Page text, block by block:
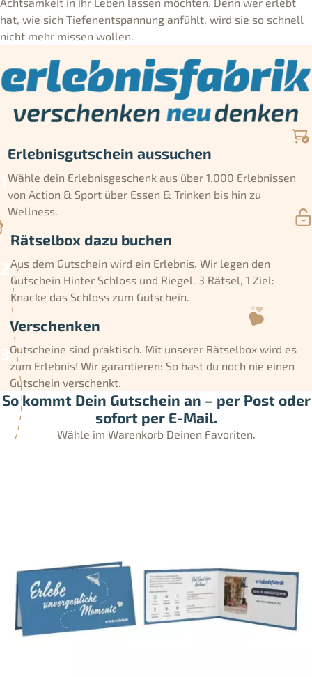
Achtsamkeit in ihr Leben lassen möchten. Denn wer erlebt
hat, wie sich Tiefenentspannung anfühlt, wird sie so schnell
nicht mehr missen wollen.
Erlebnisgutschein aussuchen
Wähle dein Erlebnisgeschenk aus über 1.000 Erlebnissen
von Action & Sport über Essen & Trinken bis hin zu
Wellness.
Rätselbox dazu buchen
Aus dem Gutschein wird ein Erlebnis. Wir legen den
Gutschein Hinter Schloss und Riegel. 3 Rätsel, 1 Ziel:
Knacke das Schloss zum Gutschein.
Verschenken
Gutscheine sind praktisch. Mit unserer Rätselbox wird es
zum Erlebnis! Wir garantieren: So hast du noch nie einen
Gutschein verschenkt.
So kommt Dein Gutschein an – per Post oder
sofort per E-Mail.
Wähle im Warenkorb Deinen Favoriten.